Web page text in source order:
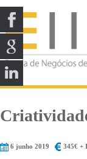
6 junho 2019 345€ +